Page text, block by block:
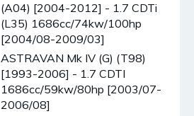
(A04) [2004-2012] - 1.7 CDTi
(L35) 1686cc/74kw/100hp
[2004/08-2009/03]
ASTRAVAN Mk IV (G) (T98)
[1993-2006] - 1.7 CDTI
1686cc/59kw/80hp [2003/07-
2006/08]